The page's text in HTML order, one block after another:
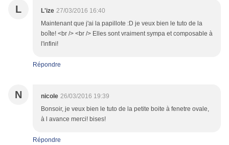
L L'ize 27/03/2016 16:40
Maintenant que j'ai la papillote :D je veux bien le tuto de la
boîte! <br /> <br /> Elles sont vraiment sympa et composable à
l'infini!
Répondre
N nicole 26/03/2016 19:39
Bonsoir, je veux bien le tuto de la petite boite à fenetre ovale,
à l avance merci! bises!
Répondre